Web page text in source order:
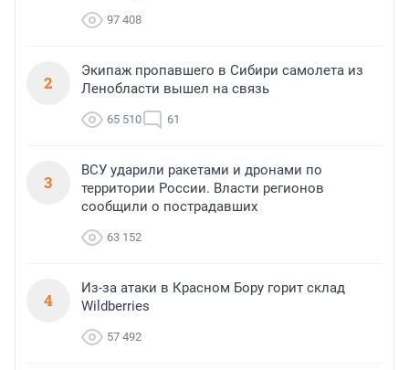
97 408
2
Экипаж пропавшего в Сибири самолета из
Ленобласти вышел на связь
65 510 61
3
ВСУ ударили ракетами и дронами по
территории России. Власти регионов
сообщили о пострадавших
63 152
4
Из-за атаки в Красном Бору горит склад
Wildberries
57 492